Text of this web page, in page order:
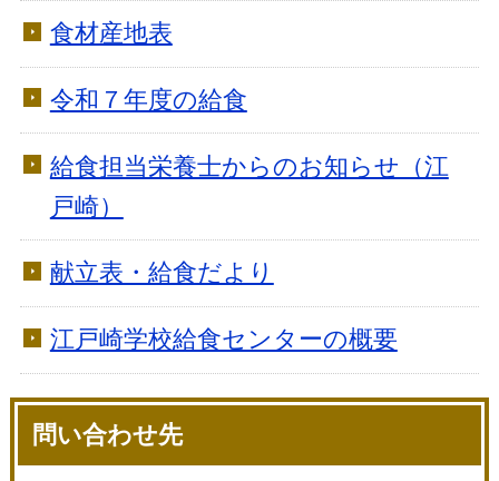
食材産地表
令和７年度の給食
給食担当栄養士からのお知らせ（江
戸崎）
献立表・給食だより
江戸崎学校給食センターの概要
問い合わせ先